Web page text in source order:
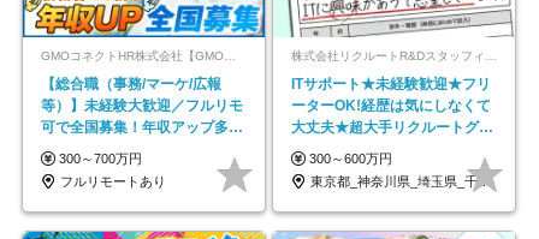
GMOコネクトHR株式会社【GMOインターネットグループ】
【総合職（事務/マーケ/広報
等）】未経験大歓迎／フルリモ
可で全国募集！年収アップ多数
★年休最大130日★
300～700万円
フルリモートあり
ITサポート★未経験歓迎★フリ
ーターOK!経歴は気にしなくて
大丈夫★超大手リクルートグル
ープの正社員/sg
300～600万円
東京都_神奈川県_埼玉県_千葉県_大阪府…